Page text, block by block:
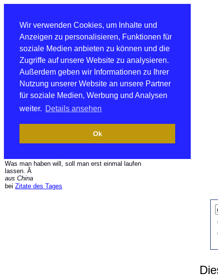
Wir verwenden Cookies, um Inhalte und
Anzeigen zu personalisieren, Funktionen für
soziale Medien anbieten zu können und die
Zugriffe auf unsere Website zu analysieren.
Außerdem geben wir Informationen zu Ihrer
Nutzung unserer Website an unsere Partner
für soziale Medien, Werbung und Analysen
weiter. Details ansehen
Ok
Was man haben will, soll man erst einmal laufen
lassen. Â
aus China
bei Zitate des Tages